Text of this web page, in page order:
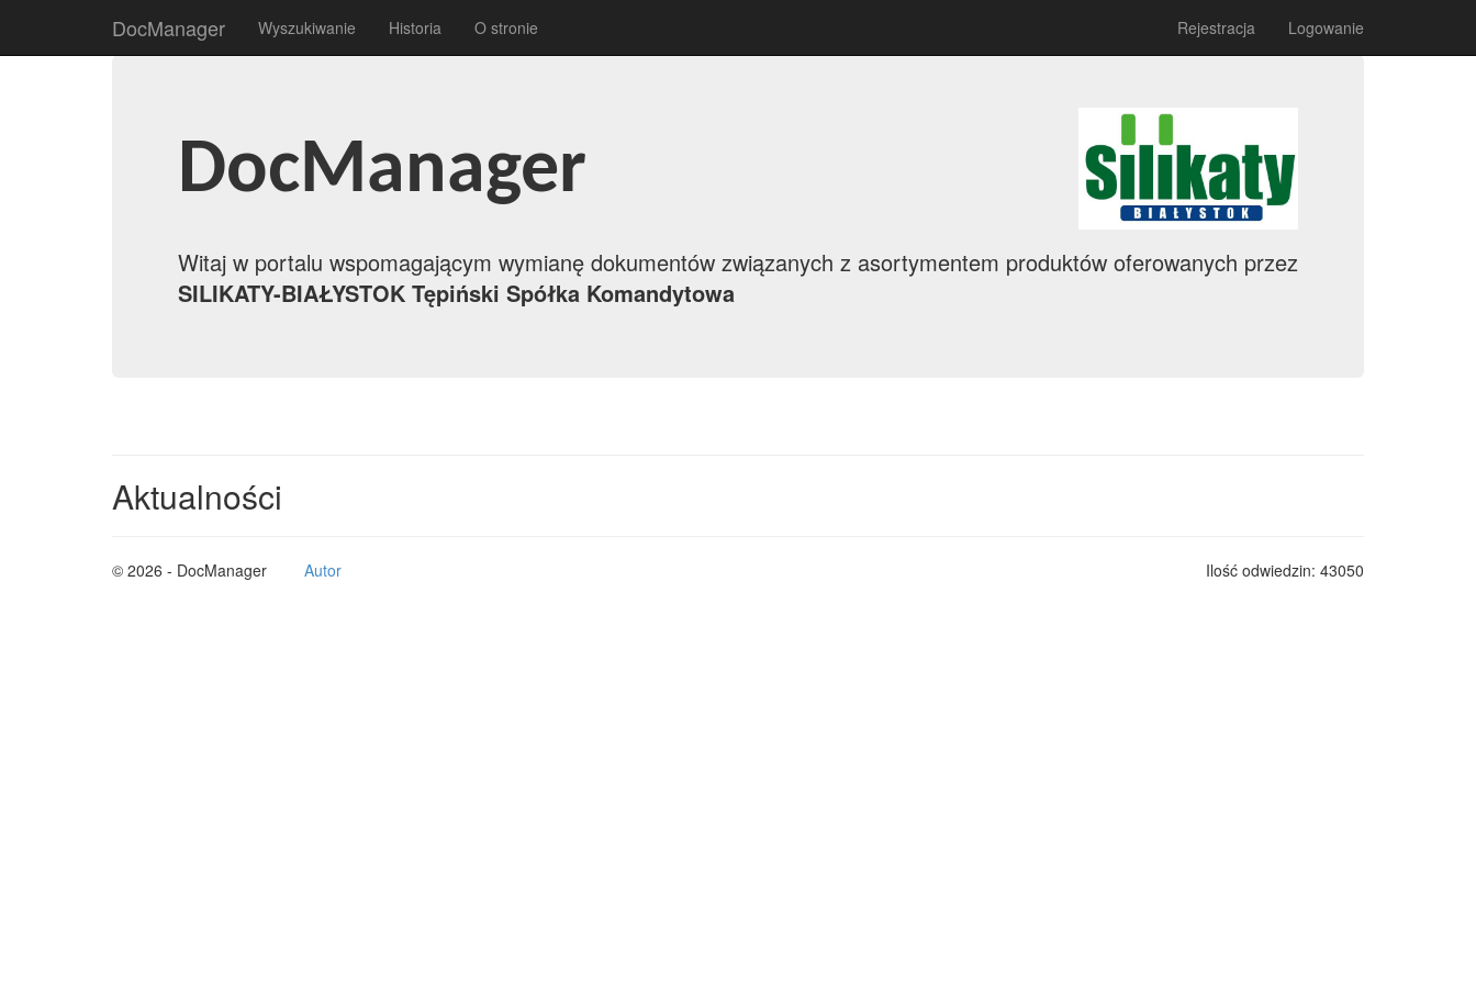
DocManager Wyszukiwanie Historia O stronie Rejestracja Logowanie
DocManager
Witaj w portalu wspomagającym wymianę dokumentów związanych z asortymentem produktów oferowanych przez
SILIKATY-BIAŁYSTOK Tępiński Spółka Komandytowa
Aktualności
© 2026 - DocManager Autor Ilość odwiedzin: 43050